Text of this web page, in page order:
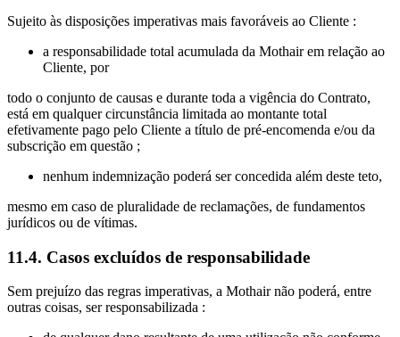
Sujeito às disposições imperativas mais favoráveis ao Cliente :
a responsabilidade total acumulada da Mothair em relação ao
Cliente, por
todo o conjunto de causas e durante toda a vigência do Contrato,
está em qualquer circunstância limitada ao montante total
efetivamente pago pelo Cliente a título de pré-encomenda e/ou da
subscrição em questão ;
nenhum indemnização poderá ser concedida além deste teto,
mesmo em caso de pluralidade de reclamações, de fundamentos
jurídicos ou de vítimas.
11.4. Casos excluídos de responsabilidade
Sem prejuízo das regras imperativas, a Mothair não poderá, entre
outras coisas, ser responsabilizada :